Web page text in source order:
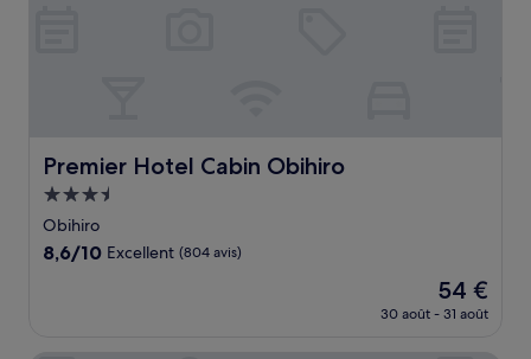
Premier Hotel Cabin Obihiro
Premier Hotel Cabin Obihiro
Hébergement
3.5 étoiles
Obihiro
8.6
8,6/10 Excellent (804 avis)
Le
nouveau
54 €
30 août - 31 août